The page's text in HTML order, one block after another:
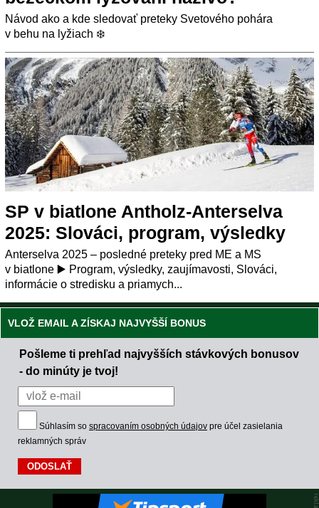
Návod ako a kde sledovať preteky Svetového pohára
v behu na lyžiach ❄️
SP v biatlone Antholz-Anterselva
2025: Slováci, program, výsledky
Anterselva 2025 – posledné preteky pred ME a MS
v biatlone ▶️ Program, výsledky, zaujímavosti, Slováci,
informácie o stredisku a priamych...
VLOŽ EMAIL A ZÍSKAJ NAJVYŠŠÍ BONUS
Pošleme ti prehľad najvyšších stávkových bonusov
- do minúty je tvoj!
Súhlasím so spracovaním osobných údajov pre účel zasielania
reklamných správ